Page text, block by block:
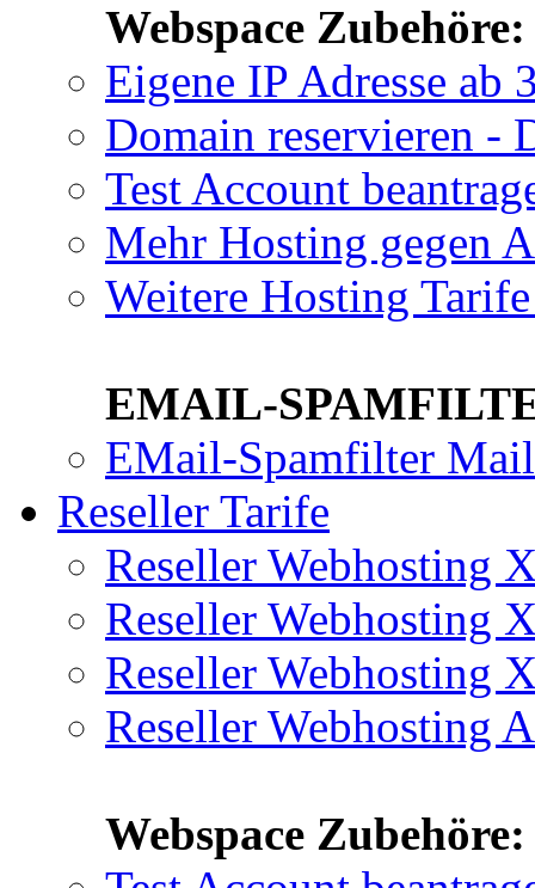
Webspace Zubehöre:
Eigene IP Adresse ab
Domain reservieren -
Test Account
Mehr Hosting gegen
Weitere Hosting
EMAIL-
EMail-Spamfilter
Reseller Tarife
Reseller Webhosting
Reseller Webhosting
Reseller Webhosting
Reseller Webhosting
Webspace Zubehöre: